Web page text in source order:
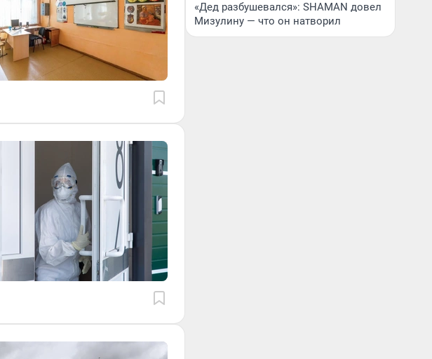
«Дед разбушевался»: SHAMAN довел
Мизулину — что он натворил